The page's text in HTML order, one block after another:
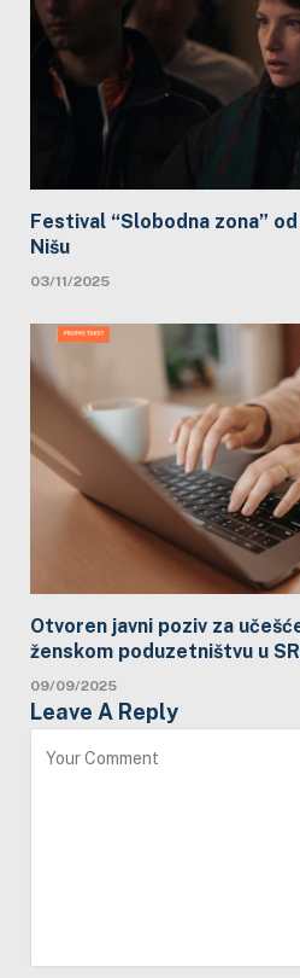
Festival “Slobodna zona”
Nišu
03/11/2025
Otvoren javni poziv za
ženskom poduzetništvu u
09/09/2025
Leave A Reply